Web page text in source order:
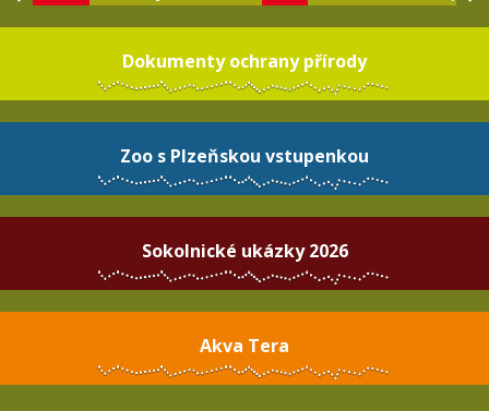
Dokumenty ochrany přírody
Zoo s Plzeňskou vstupenkou
Sokolnické ukázky 2026
Akva Tera